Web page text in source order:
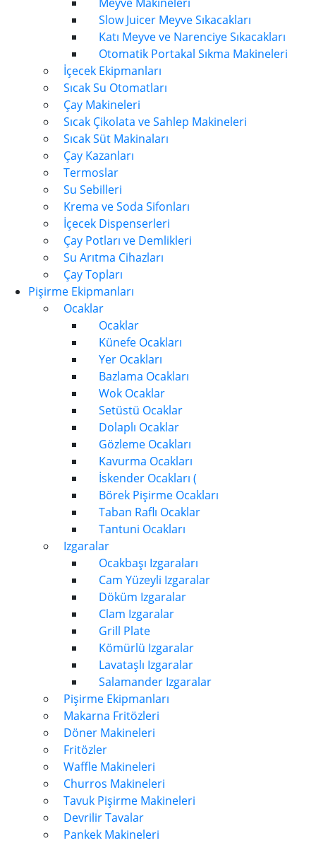
Slow Juicer Meyve Sıkacakları
Katı Meyve ve Narenciye Sıkacakları
Otomatik Portakal Sıkma Makineleri
İçecek Ekipmanları
Sıcak Su Otomatları
Çay Makineleri
Sıcak Çikolata ve Sahlep Makineleri
Sıcak Süt Makinaları
Çay Kazanları
Termoslar
Su Sebilleri
Krema ve Soda Sifonları
İçecek Dispenserleri
Çay Potları ve Demlikleri
Su Arıtma Cihazları
Çay Topları
Pişirme Ekipmanları
Ocaklar
Ocaklar
Künefe Ocakları
Yer Ocakları
Bazlama Ocakları
Wok Ocaklar
Setüstü Ocaklar
Dolaplı Ocaklar
Gözleme Ocakları
Kavurma Ocakları
İskender Ocakları (
Börek Pişirme Ocakları
Taban Raflı Ocaklar
Tantuni Ocakları
Izgaralar
Ocakbaşı Izgaraları
Cam Yüzeyli Izgaralar
Döküm Izgaralar
Clam Izgaralar
Grill Plate
Kömürlü Izgaralar
Lavataşlı Izgaralar
Salamander Izgaralar
Pişirme Ekipmanları
Makarna Fritözleri
Döner Makineleri
Fritözler
Waffle Makineleri
Churros Makineleri
Tavuk Pişirme Makineleri
Devrilir Tavalar
Pankek Makineleri